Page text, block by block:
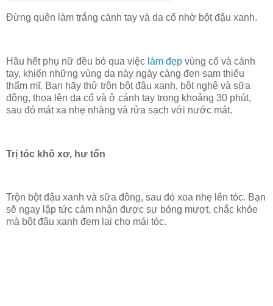
Đừng quên làm trắng cánh tay và da cổ nhờ bột đậu xanh.
Hầu hết phụ nữ đều bỏ qua việc làm đẹp vùng cổ và cánh
tay, khiến những vùng da này ngày càng đen sạm thiếu
thẩm mĩ. Bạn hãy thử trộn bột đậu xanh, bột nghệ và sữa
đông, thoa lên da cổ và ở cánh tay trong khoảng 30 phút,
sau đó mát xa nhẹ nhàng và rửa sạch với nước mát.
Trị tóc khô xơ, hư tổn
Trộn bột đậu xanh và sữa đông, sau đó xoa nhẹ lên tóc. Bạn
sẽ ngay lập tức cảm nhận được sự bóng mượt, chắc khỏe
mà bột đậu xanh đem lại cho mái tóc.